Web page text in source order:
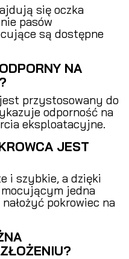
się oczka
pasów
są dostępne
NA
przystosowany do
odporność na
eksploatacyjne.
JEST
i szybkie, a dzięki
jedna
pokrowiec na